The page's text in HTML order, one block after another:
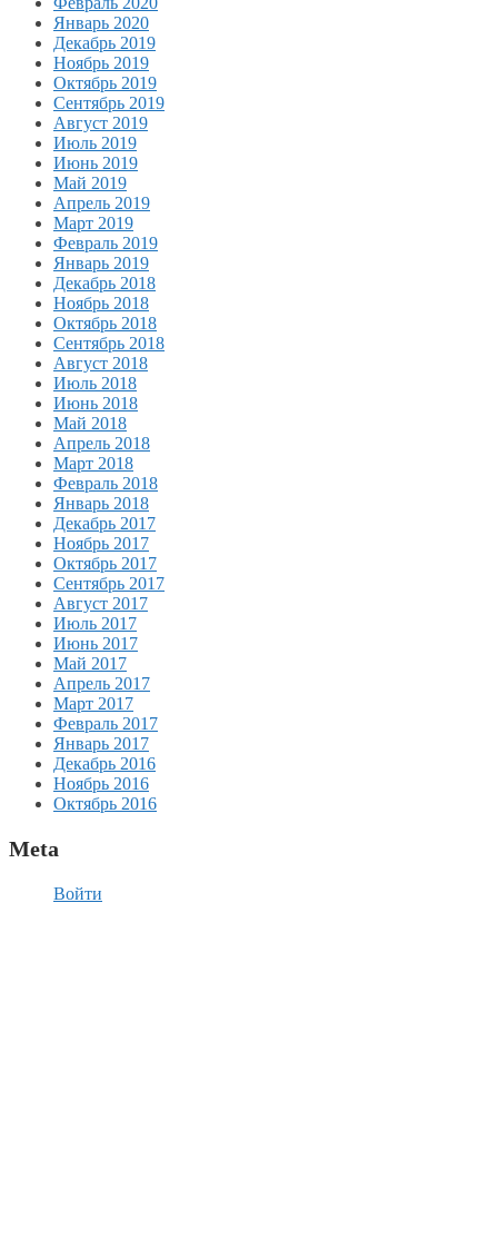
Январь 2020
Декабрь 2019
Ноябрь 2019
Октябрь 2019
Сентябрь 2019
Август 2019
Июль 2019
Июнь 2019
Май 2019
Апрель 2019
Март 2019
Февраль 2019
Январь 2019
Декабрь 2018
Ноябрь 2018
Октябрь 2018
Сентябрь 2018
Август 2018
Июль 2018
Июнь 2018
Май 2018
Апрель 2018
Март 2018
Февраль 2018
Январь 2018
Декабрь 2017
Ноябрь 2017
Октябрь 2017
Сентябрь 2017
Август 2017
Июль 2017
Июнь 2017
Май 2017
Апрель 2017
Март 2017
Февраль 2017
Январь 2017
Декабрь 2016
Ноябрь 2016
Октябрь 2016
Meta
Войти